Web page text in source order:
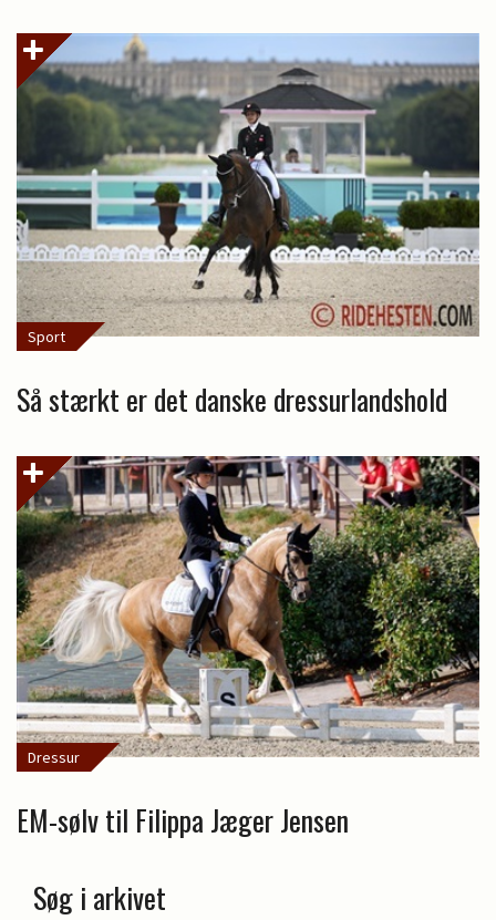
Sport
Så stærkt er det danske dressurlandshold
Dressur
EM-sølv til Filippa Jæger Jensen
Søg i arkivet